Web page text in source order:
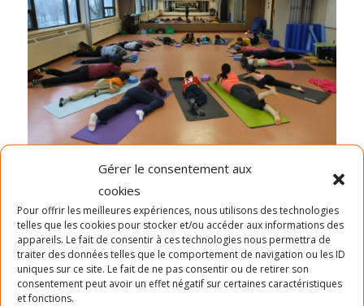
Gérer le consentement aux
cookies
Pour offrir les meilleures expériences, nous utilisons des technologies
telles que les cookies pour stocker et/ou accéder aux informations des
appareils. Le fait de consentir à ces technologies nous permettra de
traiter des données telles que le comportement de navigation ou les ID
uniques sur ce site. Le fait de ne pas consentir ou de retirer son
consentement peut avoir un effet négatif sur certaines caractéristiques
et fonctions.
Test